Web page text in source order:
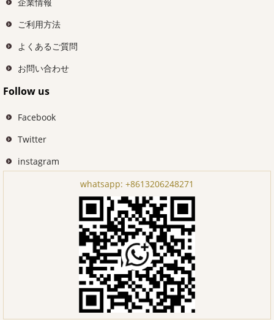
ご利用方法
よくあるご質問
お問い合わせ
Follow us
Facebook
Twitter
instagram
whatsapp: +8613206248271